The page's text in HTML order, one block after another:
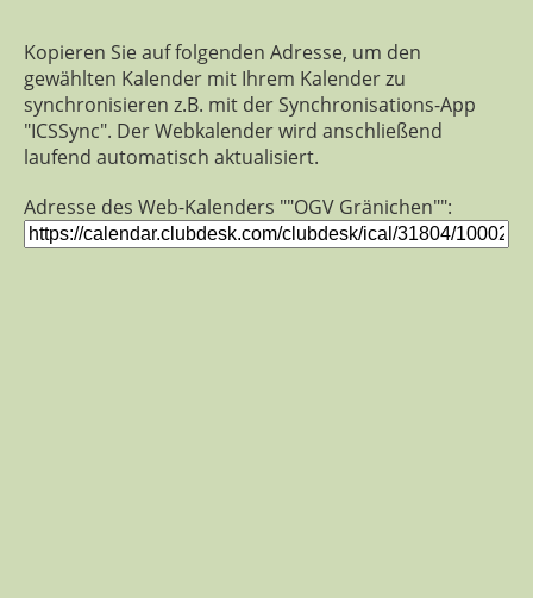
Kopieren Sie auf folgenden Adresse, um den
gewählten Kalender mit Ihrem Kalender zu
synchronisieren z.B. mit der Synchronisations-App
"ICSSync". Der Webkalender wird anschließend
laufend automatisch aktualisiert.
Adresse des Web-Kalenders ""OGV Gränichen"":